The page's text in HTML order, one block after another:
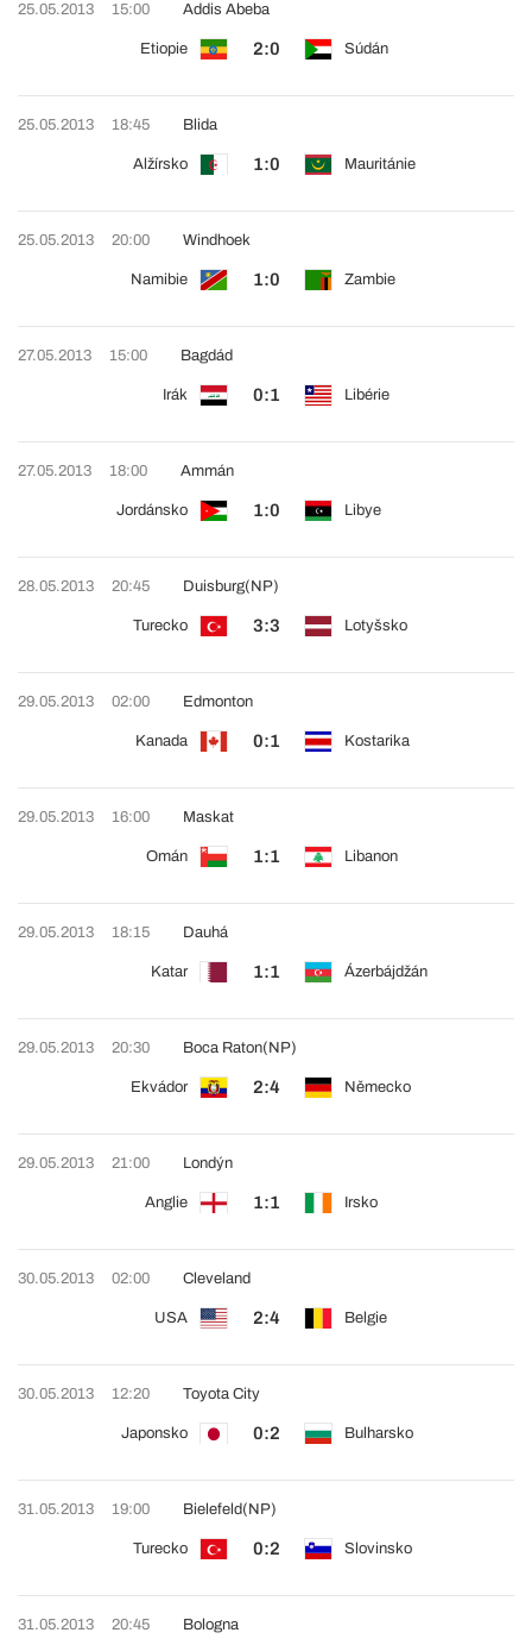
25.05.2013 15:00
Etiopie 2:0 Súdán
Addis Abeba
25.05.2013 18:45
Alžírsko 1:0 Mauritánie
Blida
25.05.2013 20:00
Namibie 1:0 Zambie
Windhoek
27.05.2013 15:00
Irák 0:1 Libérie
Bagdád
27.05.2013 18:00
Jordánsko 1:0 Libye
Ammán
28.05.2013 20:45
Turecko 3:3 Lotyšsko
Duisburg(NP)
29.05.2013 02:00
Kanada 0:1 Kostarika
Edmonton
29.05.2013 16:00
Omán 1:1 Libanon
Maskat
29.05.2013 18:15
Katar 1:1 Ázerbájdžán
Dauhá
29.05.2013 20:30
Ekvádor 2:4 Německo
Boca Raton(NP)
29.05.2013 21:00
Anglie 1:1 Irsko
Londýn
30.05.2013 02:00
USA 2:4 Belgie
Cleveland
30.05.2013 12:20
Japonsko 0:2 Bulharsko
Toyota City
31.05.2013 19:00
Turecko 0:2 Slovinsko
Bielefeld(NP)
31.05.2013 20:45 Bologna